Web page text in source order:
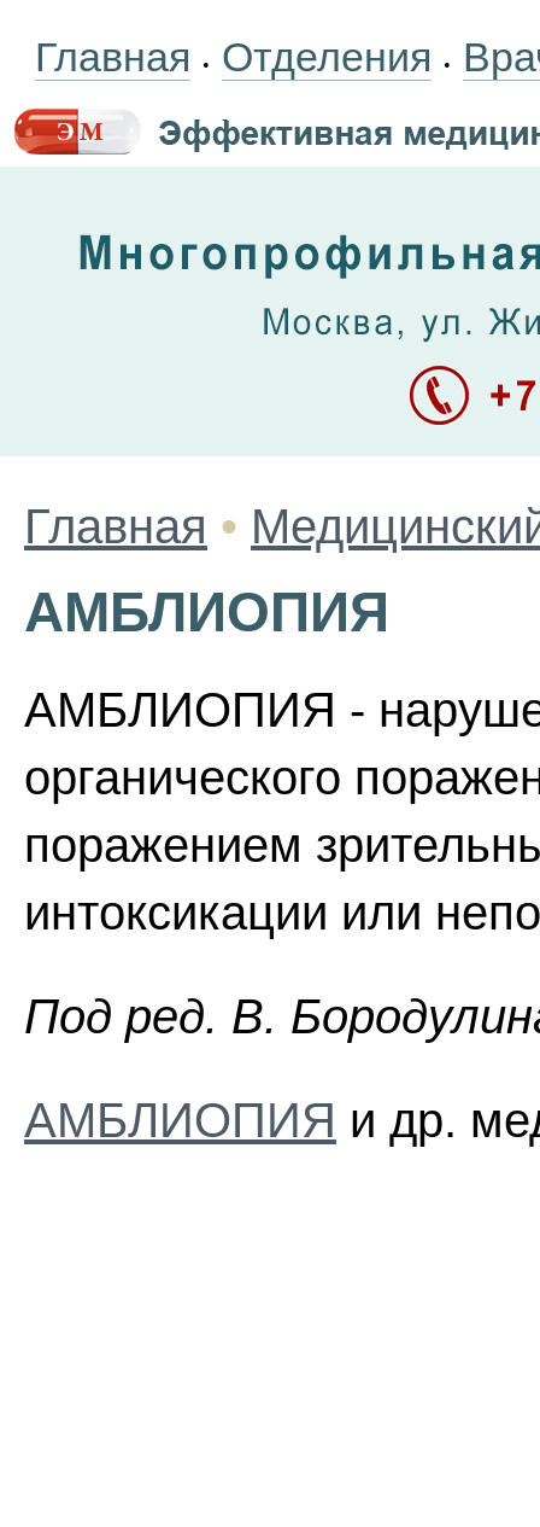
Главная • Отделения •
Главная •
АМБЛИОПИЯ
АМБЛИОПИЯ -
органического
поражением
интоксикации или
Пoд peд. B.
АМБЛИОПИЯ и др.